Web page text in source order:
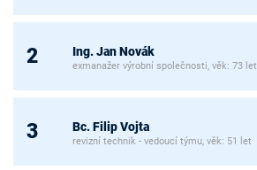
2 Ing. Jan Novák
exmanažer výrobní společnosti, věk: 73 let
3 Bc. Filip Vojta
revizní technik - vedoucí týmu, věk: 51 let